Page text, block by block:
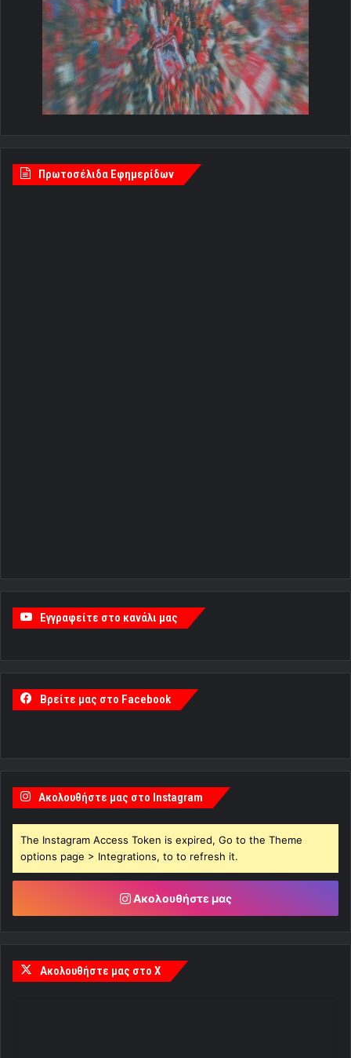
Πρωτοσέλιδα Εφημερίδων
Εγγραφείτε στο κανάλι μας
Βρείτε μας στο Facebook
Ακολουθήστε μας στο Instagram
The Instagram Access Token is expired, Go to the Theme
options page > Integrations, to to refresh it.
Ακολουθήστε μας
Ακολουθήστε μας στο X